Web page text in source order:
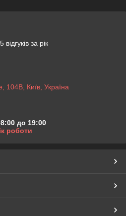
за рік
104B, Київ, Україна
до 19:00
роботи